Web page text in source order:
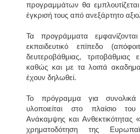
προγραμμάτων θα
έγκρισή τους από ανεξάρτητο
Τα προγράμματα
εκπαιδευτικό επίπεδο
δευτεροβάθμιας, τριτοβάθμιας
καθώς και με τα λοιπά
έχουν δηλωθεί.
Το πρόγραμμα για συνολικά
υλοποιείται στο πλαίσιο
Ανάκαμψης και Ανθεκτικότητας
χρηματοδότηση της